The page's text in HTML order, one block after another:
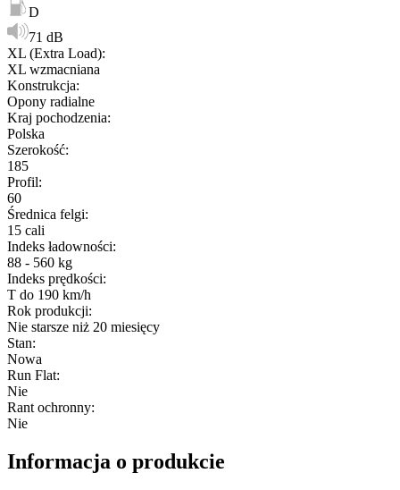
D
71 dB
XL (Extra Load):
XL wzmacniana
Konstrukcja:
Opony radialne
Kraj pochodzenia:
Polska
Szerokość:
185
Profil:
60
Średnica felgi:
15 cali
Indeks ładowności:
88 - 560 kg
Indeks prędkości:
T do 190 km/h
Rok produkcji:
Nie starsze niż 20 miesięcy
Stan:
Nowa
Run Flat:
Nie
Rant ochronny:
Nie
Informacja o produkcie